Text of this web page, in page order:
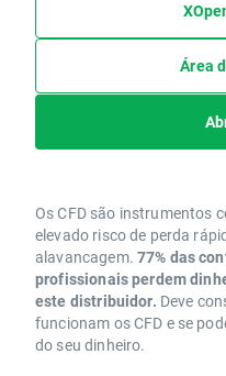
Área
Os CFD são instrumentos
elevado risco de perda
alavancagem. 77% das
profissionais perdem
este distribuidor. Deve
funcionam os CFD e se
do seu dinheiro.